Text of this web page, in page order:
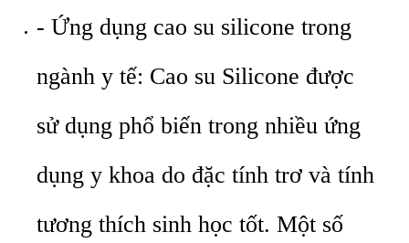
- Ứng dụng cao su silicone trong
ngành y tế: Cao su Silicone được
sử dụng phổ biến trong nhiều ứng
dụng y khoa do đặc tính trơ và tính
tương thích sinh học tốt. Một số